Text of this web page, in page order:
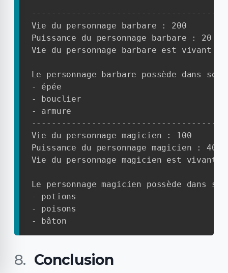
Vie du personnage barbare : 200
Puissance du personnage barbare : 20
Vie du personnage barbare est vivant
Le personnage barbare possède dans
- épée
- bouclier
- armure
Vie du personnage magicien : 100
Puissance du personnage magicien : 40
Vie du personnage magicien est vivant
Le personnage magicien possède dans
- potions
- poisons
- bâton
Conclusion